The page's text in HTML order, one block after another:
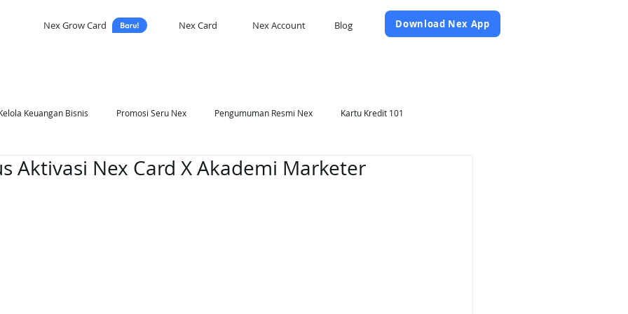
Daftar Sekarang
Nex Grow Card Nex Card Nex Account Blog Download Nex App
Keuangan Bisnis Promosi Seru Nex Pengumuman Resmi Nex Kartu Kredit 101
Nex Self Development
Aktivasi Nex Card X Akademi Marketer